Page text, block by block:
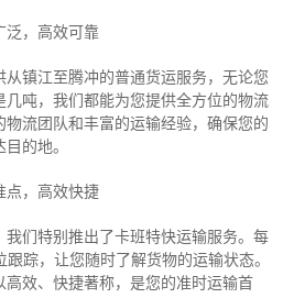
泛，高效可靠
镇江至腾冲的普通货运服务，无论您
几吨，我们都能为您提供全方位的物流
流团队和丰富的运输经验，确保您的
的地。
点，高效快捷
我们特别推出了卡班特快运输服务。每
踪，让您随时了解货物的运输状态。
效、快捷著称，是您的准时运输首